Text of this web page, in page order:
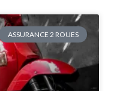
ASSURANCE 2 ROUES